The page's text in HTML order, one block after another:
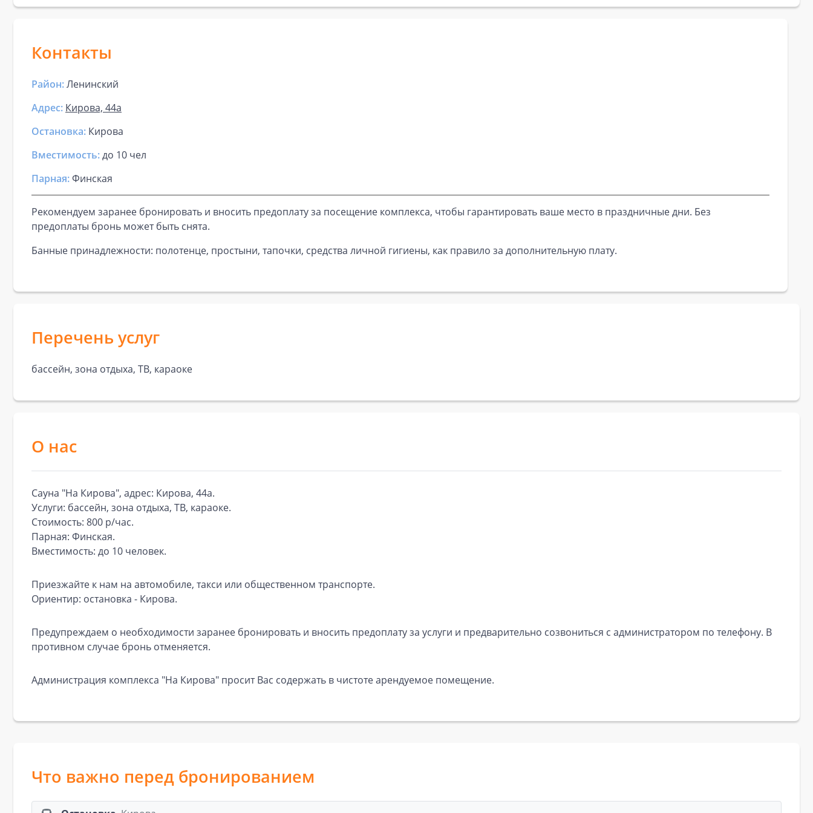
Контакты
Район:Ленинский
Адрес: Кирова, 44а
Остановка: Кирова
Вместимость:до 10 чел
Парная:Финская
Рекомендуем заранее бронировать и вносить предоплату за посещение комплекса, чтобы гарантировать ваше место в праздничные дни. Без
предоплаты бронь может быть снята.
Банные принадлежности: полотенце, простыни, тапочки, средства личной гигиены, как правило за дополнительную плату.
Перечень услуг
бассейн, зона отдыха, ТВ, караоке
О нас
Сауна "На Кирова", адрес: Кирова, 44а.
Услуги: бассейн, зона отдыха, ТВ, караоке.
Стоимость: 800 р/час.
Парная: Финская.
Вместимость: до 10 человек.
Приезжайте к нам на автомобиле, такси или общественном транспорте.
Ориентир: остановка - Кирова.
Предупреждаем о необходимости заранее бронировать и вносить предоплату за услуги и предварительно созвониться с администратором по телефону. В
противном случае бронь отменяется.
Администрация комплекса "На Кирова" просит Вас содержать в чистоте арендуемое помещение.
Что важно перед бронированием